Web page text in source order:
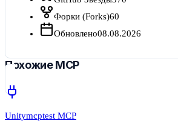
Форки (Forks)60
Обновлено08.08.2026
Похожие MCP
Unitymcptest MCP